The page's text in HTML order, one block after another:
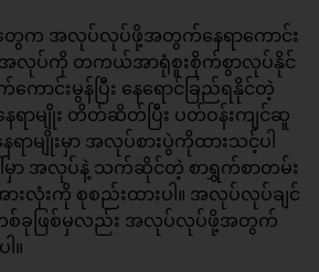
တွေက အလုပ်လုပ်ဖို့အတွက်နေရာကောင်း
အလုပ်ကို တကယ်အာရုံစူးစိုက်စွာလုပ်နိုင်
ာင်းမွန်ပြီး နေရောင်ခြည်ရနိုင်တဲ့
ေရာမျိုး တိတ်ဆိတ်ပြီး ပတ်ဝန်းကျင်ဆူ
မျိုးမှာ အလုပ်စားပွဲကိုထားသင့်ပါ
မှာ အလုပ်နဲ့ သက်ဆိုင်တဲ့ စာရွှက်စာတမ်း
လုံးကို စုစည်းထားပါ။ အလုပ်လုပ်ချင်
တစ်ခုဖြစ်မှလည်း အလုပ်လုပ်ဖို့အတွက်
။